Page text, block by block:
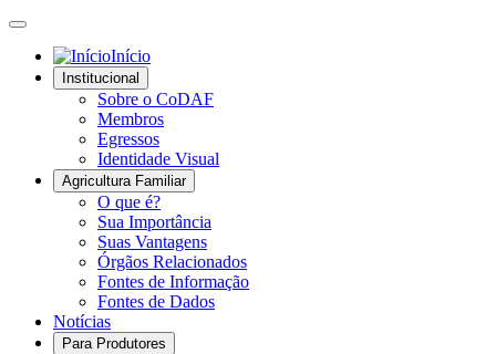
Início
Institucional
Sobre o CoDAF
Membros
Egressos
Identidade Visual
Agricultura Familiar
O que é?
Sua Importância
Suas Vantagens
Órgãos Relacionados
Fontes de Informação
Fontes de Dados
Notícias
Para Produtores